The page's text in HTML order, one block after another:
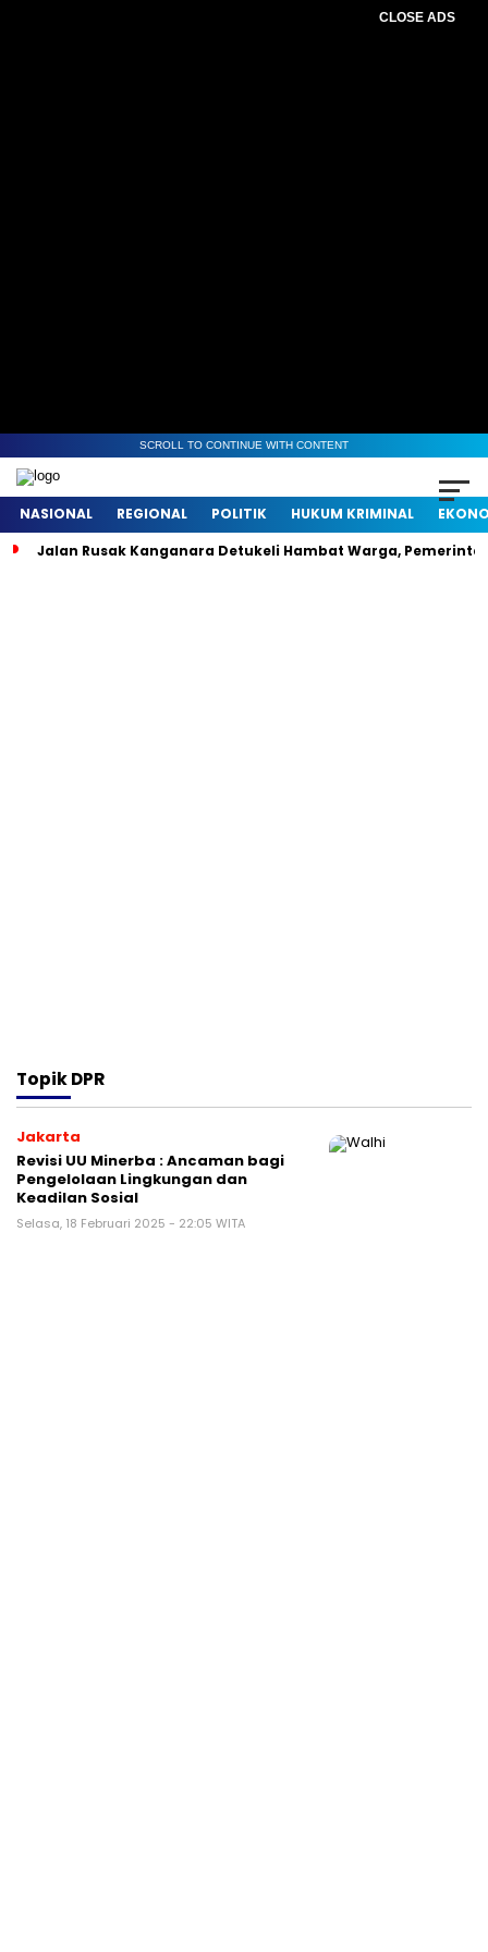
CLOSE ADS
SCROLL TO CONTINUE WITH CONTENT
NASIONAL REGIONAL POLITIK HUKUM KRIMINAL
Jalan Rusak Kanganara Detukeli Hambat Warga,
TopikDPR
Jakarta
Revisi UU Minerba : Ancaman bagi
Pengelolaan Lingkungan dan
Keadilan Sosial
Selasa, 18 Februari 2025 - 22:05 WITA